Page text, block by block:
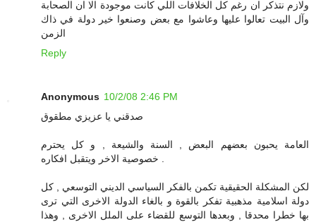
ولازم نتذكر ان رغم كل الخلافات اللي كانت موجودة الا ان الصحابة
وآل البيت تعالوا عليها وعاشوا مع بعض وصنعوا خير دولة في ذاك
الزمن
Reply
Anonymous 10/2/08 2:46 PM
صدقني يا عزيزي مطقوق
العامة يحبون بعضهم البعض , السنة والشيعة , و كل يحترم
لكن المشكلة الحقيقية تكمن بالفكر السياسي الديني التوسعي , كل
دولة اسلامية مذهبية تفكر بالقوة و بالغاء الدولة الاخرى التي ترى
بها خطرا محدقا , وبعدها التوسع للقضاء على الملل الاخرى , وهذا